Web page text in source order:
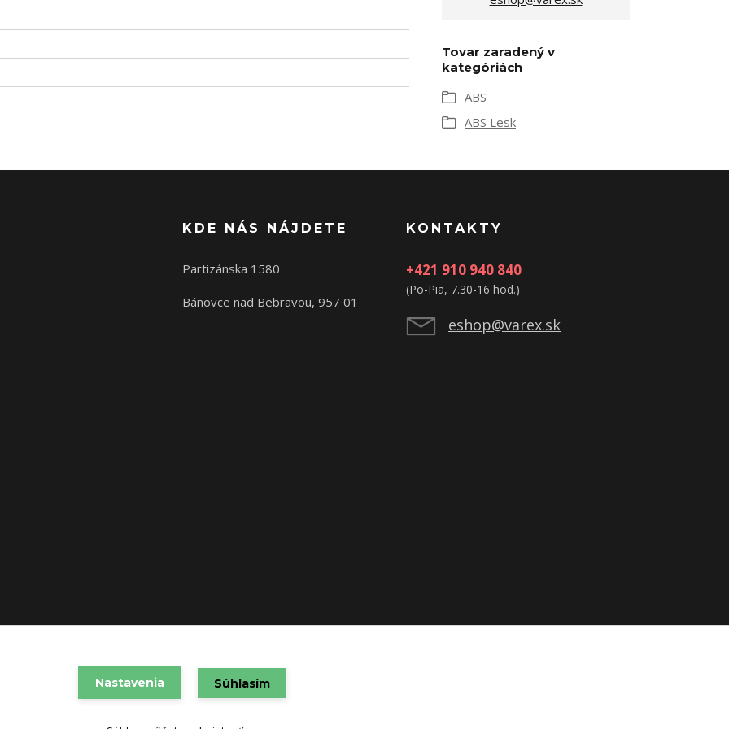
Tovar zaradený v
kategóriách
ABS
ABS Lesk
KDE NÁS NÁJDETE
Partizánska 1580
Bánovce nad Bebravou, 957 01
KONTAKTY
+421 910 940 840
(Po-Pia, 7.30-16 hod.)
eshop@varex.sk
VAREX SLOVAKIA s.r.o. 2021
Vytvorené na
Eshop-rychlo.sk
Nastavenia Súhlasím